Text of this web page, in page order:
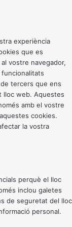
experiència
que es
vostre navegador,
tercers que ens
lloc web. Aquestes
amb el vostre
cookies.
la vostra
perquè el lloc
inclou galetes
de seguretat del lloc
personal.